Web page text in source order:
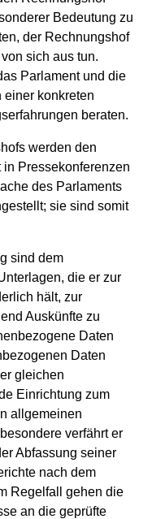
Bedeutung zu
der Rechnungshof
sich aus tun.
Parlament und die
einer konkreten
beraten.
werden den
Pressekonferenzen
des Parlaments
sie sind somit
sind dem
die er zur
hält, zur
Auskünfte zu
Daten
Daten
gleichen
Einrichtung zum
allgemeinen
verfährt er
Abfassung seiner
nach dem
Regelfall gehen die
an die geprüfte